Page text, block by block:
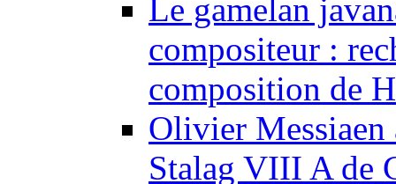
Le gamelan
compositeur :
composition de
Olivier Messiaen
Stalag VIII A de